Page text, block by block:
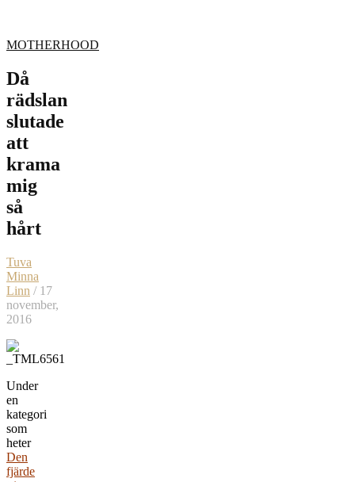
MOTHERHOOD
Då
rädslan
slutade
att
krama
mig
så
hårt
Tuva
Minna
Linn / 17
november,
2016
Under
en
kategori
som
heter
Den
fjärde